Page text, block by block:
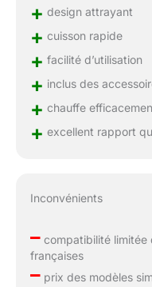
+ design attrayant
+ cuisson rapide
+ facilité d’utilisation
+ inclus des
+ chauffe
+ excellent rapport
Inconvénients
–compatibilité limitée
françaises
–prix des modèles